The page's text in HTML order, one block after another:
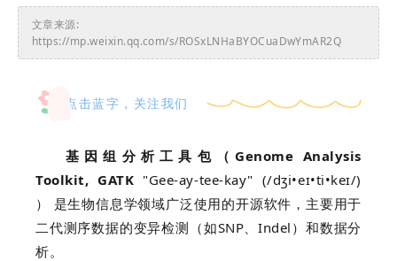
文章来源:
https://mp.weixin.qq.com/s/ROSxLNHaBYOCuaDwYmAR2Q
点击蓝字，关注我们
基因组分析工具包（Genome Analysis
Toolkit, GATK "Gee-ay-tee-kay" (/dʒi•eɪ•ti•keɪ/)
） 是生物信息学领域广泛使用的开源软件，主要用于
二代测序数据的变异检测（如SNP、Indel）和数据分
析。